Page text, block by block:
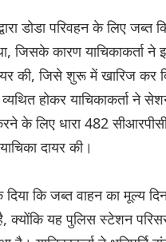
डोडा परिवहन के लिए जब्त
जिसके कारण याचिकाकर्ता ने
की, जिसे शुरू में खारिज कर
होकर याचिकाकर्ता ने
के लिए धारा 482
दायर की।
दिया कि जब्त वाहन का मूल्य
क्योंकि यह पुलिस स्टेशन